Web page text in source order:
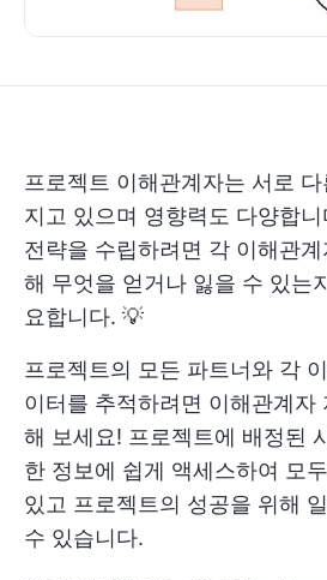
프로젝트 이해관계자는 서로
지고 있으며 영향력도 다양합
전략을 수립하려면 각 이해관
해 무엇을 얻거나 잃을 수 있는
요합니다. 💡
프로젝트의 모든 파트너와 각
이터를 추적하려면 이해관계자
해 보세요! 프로젝트에 배정된
한 정보에 쉽게 액세스하여 모
있고 프로젝트의 성공을 위해
수 있습니다.